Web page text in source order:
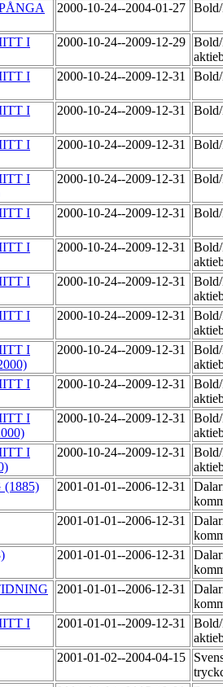
2000-10-24--2004-01-27
I
2000-10-24--2009-12-29
I
2000-10-24--2009-12-31
I
2000-10-24--2009-12-31
I
2000-10-24--2009-12-31
I
2000-10-24--2009-12-31
I
2000-10-24--2009-12-31
I
2000-10-24--2009-12-31
I
2000-10-24--2009-12-31
I
2000-10-24--2009-12-31
I
2000-10-24--2009-12-31
I
2000-10-24--2009-12-31
I
2000-10-24--2009-12-31
I
2000-10-24--2009-12-31
2001-01-01--2006-12-31
2001-01-01--2006-12-31
2001-01-01--2006-12-31
2001-01-01--2006-12-31
I
2001-01-01--2009-12-31
2001-01-02--2004-04-15